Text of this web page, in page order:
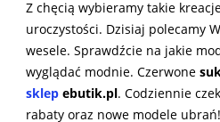
Z chęcią wybieramy takie
uroczystości. Dzisiaj polecamy
wesele. Sprawdźcie na jakie
wyglądać modnie. Czerwone
sklep ebutik.pl. Codziennie
rabaty oraz nowe modele ubrań!